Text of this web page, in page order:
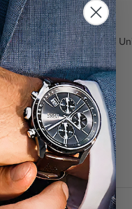
2 Klassik Titanium
Herren, Unisex
2